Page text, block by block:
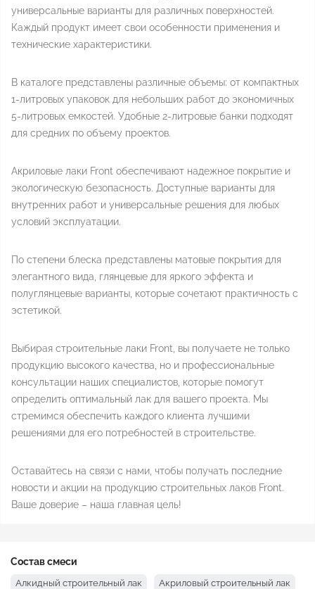
универсальные варианты для различных поверхностей.
Каждый продукт имеет свои особенности применения и
технические характеристики.
В каталоге представлены различные объемы: от компактных
1-литровых упаковок для небольших работ до экономичных
5-литровых емкостей. Удобные 2-литровые банки подходят
для средних по объему проектов.
Акриловые лаки Front обеспечивают надежное покрытие и
экологическую безопасность. Доступные варианты для
внутренних работ и универсальные решения для любых
условий эксплуатации.
По степени блеска представлены матовые покрытия для
элегантного вида, глянцевые для яркого эффекта и
полуглянцевые варианты, которые сочетают практичность с
эстетикой.
Выбирая строительные лаки Front, вы получаете не только
продукцию высокого качества, но и профессиональные
консультации наших специалистов, которые помогут
определить оптимальный лак для вашего проекта. Мы
стремимся обеспечить каждого клиента лучшими
решениями для его потребностей в строительстве.
Оставайтесь на связи с нами, чтобы получать последние
новости и акции на продукцию строительных лаков Front.
Ваше доверие – наша главная цель!
Состав смеси
Алкидный строительный лак Акриловый строительный лак